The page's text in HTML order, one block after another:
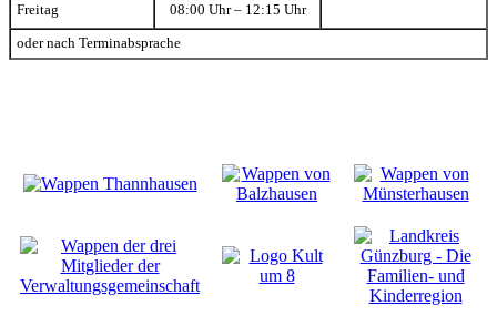
Freitag 08:00 Uhr – 12:15 Uhr
oder nach Terminabsprache